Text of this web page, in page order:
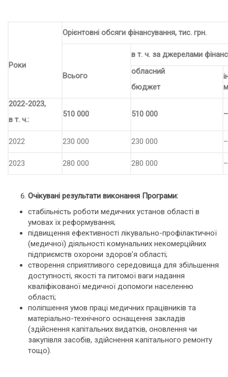
Роки
Орієнтовні обсяги фінансування, тис. грн.
Всього
в т. ч. за джерелами
обласний
бюджет
2022-2023,
в т. ч.:
510 000 510 000 –
2022 230 000 230 000 –
2023 280 000 280 000 –
Очікувані результати виконання Програми:
стабільність роботи медичних установ області в
умовах їх реформування;
підвищення ефективності лікувально-профілактичної
(медичної) діяльності комунальних некомерційних
підприємств охорони здоров’я області;
створення сприятливого середовища для збільшення
доступності, якості та питомої ваги надання
кваліфікованої медичної допомоги населенню
області;
поліпшення умов праці медичних працівників та
матеріально-технічного оснащення закладів
(здійснення капітальних видатків, оновлення чи
закупівля засобів, здійснення капітального ремонту
тощо).